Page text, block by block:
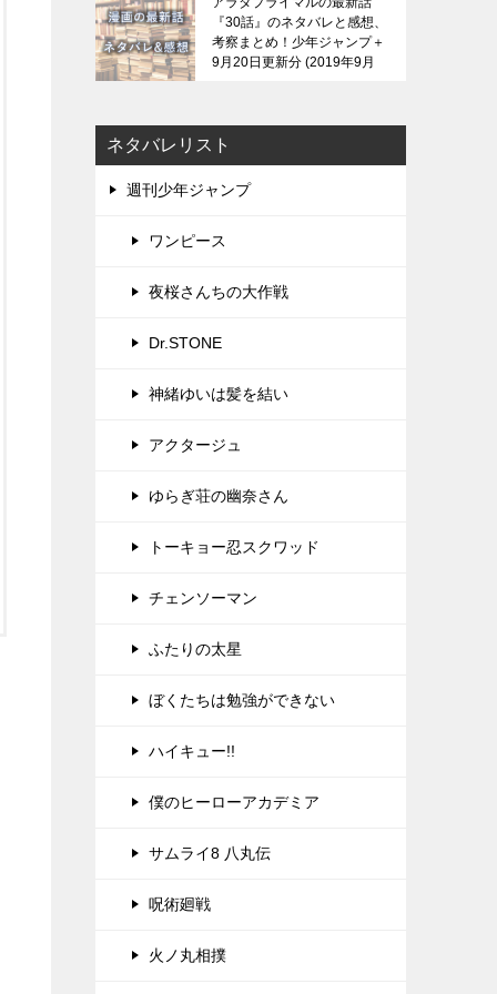
『30話』のネタバレと感想、
考察まとめ！少年ジャンプ＋
9月20日更新分 2019年9月
ネタバレリスト
週刊少年ジャンプ
ワンピース
夜桜さんちの大作戦
Dr.STONE
神緒ゆいは髪を結い
アクタージュ
ゆらぎ荘の幽奈さん
トーキョー忍スクワッド
チェンソーマン
ふたりの太星
ぼくたちは勉強ができない
ハイキュー!!
僕のヒーローアカデミア
サムライ8 八丸伝
呪術廻戦
火ノ丸相撲